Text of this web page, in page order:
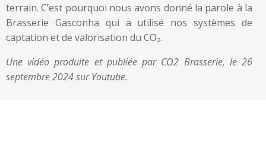
terrain. C’est pourquoi nous avons donné la parole à la
Brasserie Gasconha qui a utilisé nos systèmes de
captation et de valorisation du CO₂.
Une vidéo produite et publiée par CO2 Brasserie, le 26
septembre 2024sur Youtube.